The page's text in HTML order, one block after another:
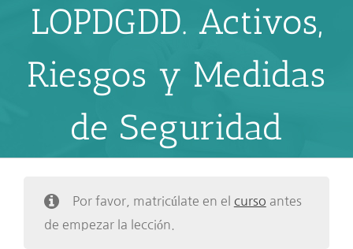
LOPDGDD. Activos,
Riesgos y Medidas
de Seguridad
Por favor, matricúlate en el curso antes
de empezar la lección.